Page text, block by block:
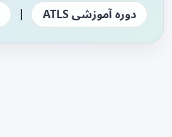
دوره آموزشی ATLS |